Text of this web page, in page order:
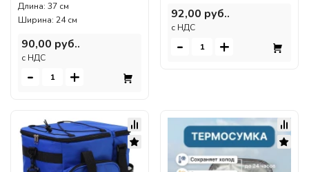
Длина: 37 см
Ширина: 24 см
90,00 руб..
c НДС
- +
92,00 руб..
c НДС
- +